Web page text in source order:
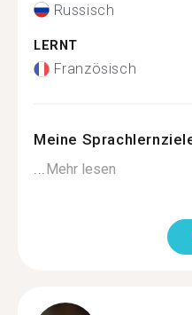
Russisch
LERNT
Französisch
Meine
...Mehr lesen